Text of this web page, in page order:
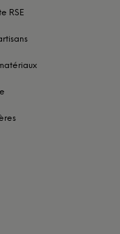
RSE